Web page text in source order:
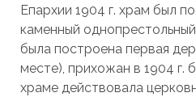
Епархии 1904 г. храм был
каменный
была построена первая
месте), прихожан в 1904 г.
храме действовала